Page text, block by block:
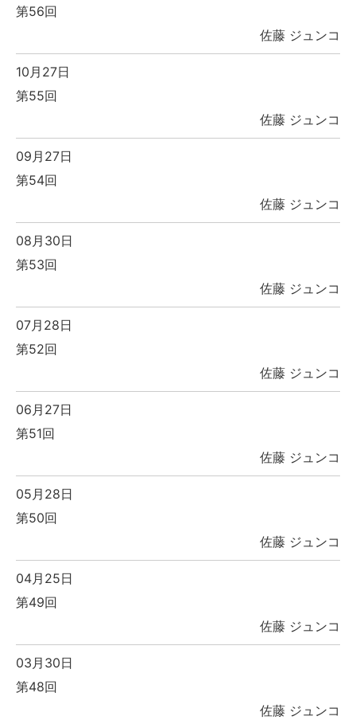
第56回
佐藤 ジュンコ
10月27日
第55回
佐藤 ジュンコ
09月27日
第54回
佐藤 ジュンコ
08月30日
第53回
佐藤 ジュンコ
07月28日
第52回
佐藤 ジュンコ
06月27日
第51回
佐藤 ジュンコ
05月28日
第50回
佐藤 ジュンコ
04月25日
第49回
佐藤 ジュンコ
03月30日
第48回
佐藤 ジュンコ